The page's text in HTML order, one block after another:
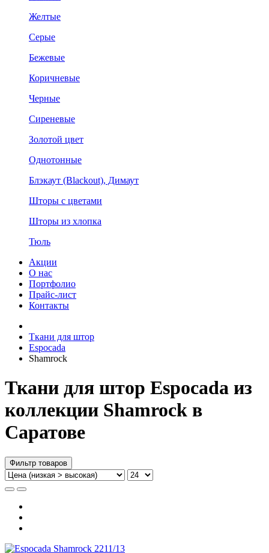
Желтые
Серые
Бежевые
Коричневые
Черные
Сиреневые
Золотой цвет
Однотонные
Блэкаут (Blackout), Димаут
Шторы с цветами
Шторы из хлопка
Тюль
Акции
О нас
Портфолио
Прайс-лист
Контакты
Ткани для штор
Espocada
Shamrock
Ткани для штор Espocada из
коллекции Shamrock в
Саратове
Фильтр товаров